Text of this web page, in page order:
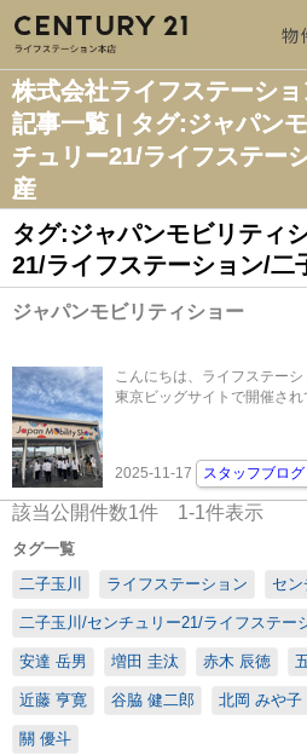
物
株式会社ライフステーシ
記事一覧 | タグ:ジャパン
チュリー21/ライフステー
産
タグ:ジャパンモビリティ
21/ライフステーション/二
ジャパンモビリティショー
こんにちは、ライフステーシ
東京ビッグサイトで開催さ
2025-11-17 スタッフブログ
該当公開件数1件 1-1件表示
タグ一覧
二子玉川
ライフステーション セ
二子玉川/センチュリー21/ライフステー
安達 岳男 増田 圭汰 赤木 辰徳
近藤 亨寛 谷脇 健二郎 北岡 みや子
關 優斗